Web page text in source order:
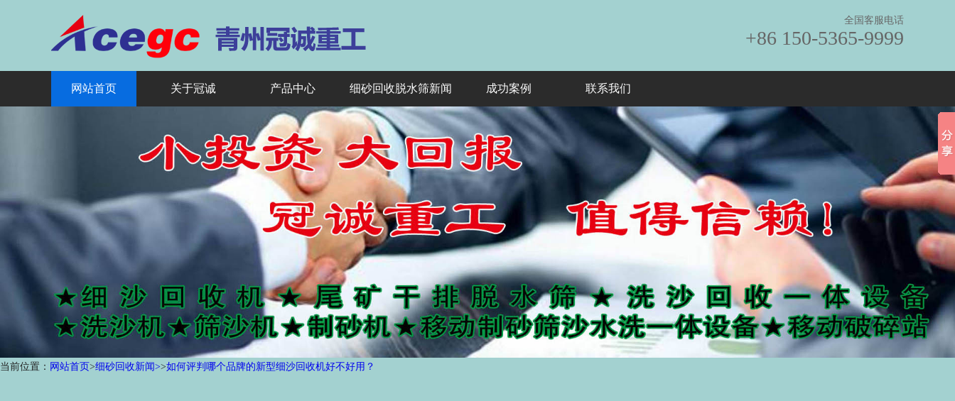
全国客服电话
+86 150-5365-9999
网站首页 关于冠诚 产品中心 细砂回收脱水筛新闻 成功案例 联系我们
当前位置： 网站首页>细砂回收新闻>>如何评判哪个品牌的新型细沙回收机好不好用？